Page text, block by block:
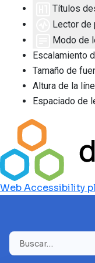
Títulos
Lector de
Modo de
Escalamiento
Tamaño de
Altura de la
Espaciado de
Web Accessibility
Buscar